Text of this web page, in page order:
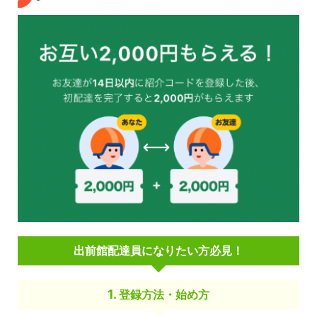
出前館配達員になりたい方必見！
登録方法・始め方